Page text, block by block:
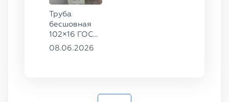
Труба
бесшовная
102×16 ГОСТ
8732-78, ст.
08.06.2026